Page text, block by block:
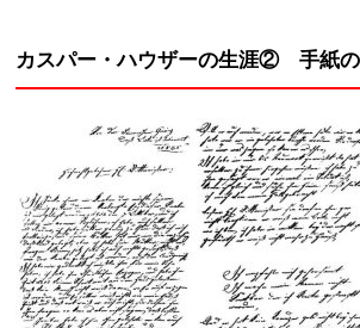
カスパー・ハウザーの生涯② 手紙